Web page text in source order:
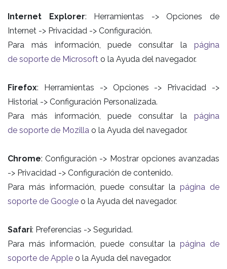
Internet Explorer: Herramientas -> Opciones de
Internet -> Privacidad -> Configuración.
Para más información, puede consultar la página
de soporte de Microsoft o la Ayuda del navegador.
Firefox: Herramientas -> Opciones -> Privacidad ->
Historial -> Configuración Personalizada.
Para más información, puede consultar la página
de soporte de Mozilla o la Ayuda del navegador.
Chrome: Configuración -> Mostrar opciones avanzadas
-> Privacidad -> Configuración de contenido.
Para más información, puede consultar la página de
soporte de Google o la Ayuda del navegador.
Safari: Preferencias -> Seguridad.
Para más información, puede consultar la página de
soporte de Apple o la Ayuda del navegador.